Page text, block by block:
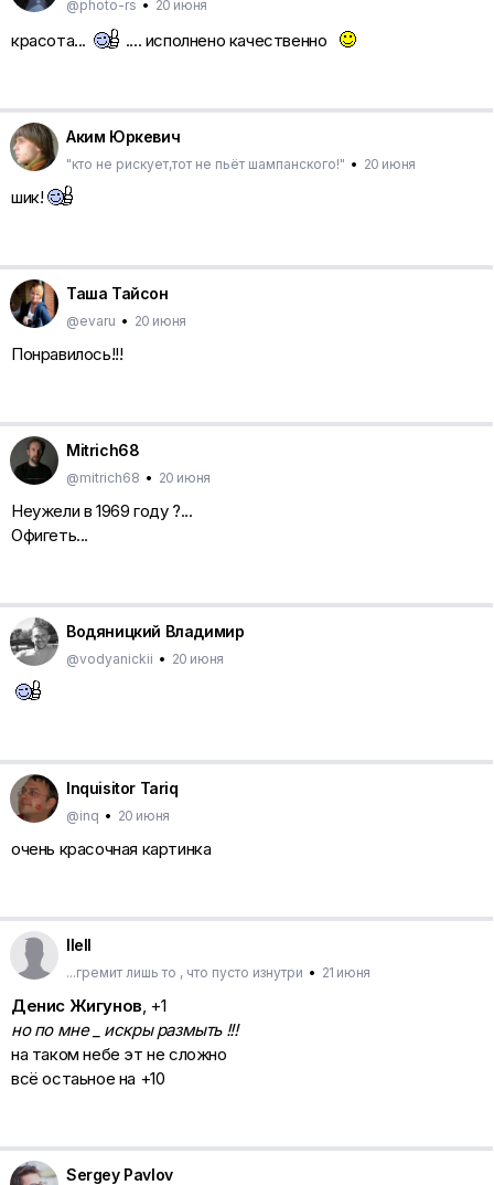
@photo-rs • 20 июня
красота... .... исполнено качественно
Аким Юркевич
"кто не рискует,тот не пьёт шампанского!" • 20 июня
шик!
Таша Тайсон
@evaru • 20 июня
Понравилось!!!
Mitrich68
@mitrich68 • 20 июня
Неужели в 1969 году ?...
Офигеть...
Водяницкий Владимир
@vodyanickii • 20 июня
Inquisitor Tariq
@inq • 20 июня
очень красочная картинка
llell
...гремит лишь то , что пусто изнутри • 21 июня
Денис Жигунов , +1
но по мне _ искры размыть !!!
на таком небе эт не сложно
всё остаьное на +10
Sergey Pavlov